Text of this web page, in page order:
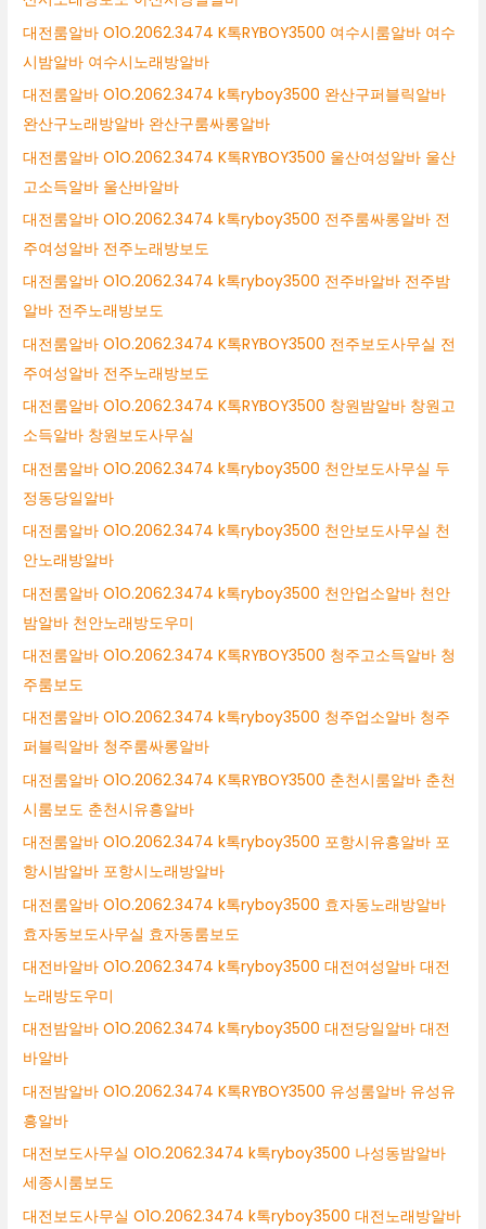
대전룸알바 O1O.2062.3474 K톡RYBOY3500 여수시룸알바 여수
시밤알바 여수시노래방알바
대전룸알바 O1O.2062.3474 k톡ryboy3500 완산구퍼블릭알바
완산구노래방알바 완산구룸싸롱알바
대전룸알바 O1O.2062.3474 K톡RYBOY3500 울산여성알바 울산
고소득알바 울산바알바
대전룸알바 O1O.2062.3474 k톡ryboy3500 전주룸싸롱알바 전
주여성알바 전주노래방보도
대전룸알바 O1O.2062.3474 k톡ryboy3500 전주바알바 전주밤
알바 전주노래방보도
대전룸알바 O1O.2062.3474 K톡RYBOY3500 전주보도사무실 전
주여성알바 전주노래방보도
대전룸알바 O1O.2062.3474 K톡RYBOY3500 창원밤알바 창원고
소득알바 창원보도사무실
대전룸알바 O1O.2062.3474 k톡ryboy3500 천안보도사무실 두
정동당일알바
대전룸알바 O1O.2062.3474 k톡ryboy3500 천안보도사무실 천
안노래방알바
대전룸알바 O1O.2062.3474 k톡ryboy3500 천안업소알바 천안
밤알바 천안노래방도우미
대전룸알바 O1O.2062.3474 K톡RYBOY3500 청주고소득알바 청
주룸보도
대전룸알바 O1O.2062.3474 k톡ryboy3500 청주업소알바 청주
퍼블릭알바 청주룸싸롱알바
대전룸알바 O1O.2062.3474 K톡RYBOY3500 춘천시룸알바 춘천
시룸보도 춘천시유흥알바
대전룸알바 O1O.2062.3474 k톡ryboy3500 포항시유흥알바 포
항시밤알바 포항시노래방알바
대전룸알바 O1O.2062.3474 k톡ryboy3500 효자동노래방알바
효자동보도사무실 효자동룸보도
대전바알바 O1O.2062.3474 k톡ryboy3500 대전여성알바 대전
노래방도우미
대전밤알바 O1O.2062.3474 k톡ryboy3500 대전당일알바 대전
바알바
대전밤알바 O1O.2062.3474 K톡RYBOY3500 유성룸알바 유성유
흥알바
대전보도사무실 O1O.2062.3474 k톡ryboy3500 나성동밤알바
세종시룸보도
대전보도사무실 O1O.2062.3474 k톡ryboy3500 대전노래방알바